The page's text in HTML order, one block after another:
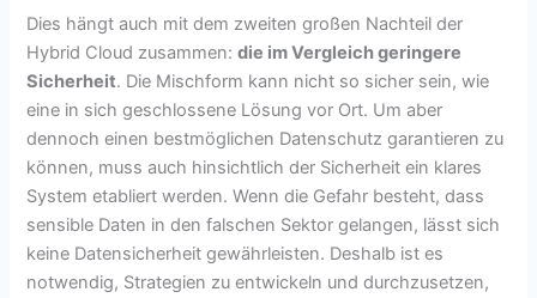
Dies hängt auch mit dem zweiten großen Nachteil der
Hybrid Cloud zusammen:die im Vergleich geringere
Sicherheit. Die Mischform kann nicht so sicher sein, wie
eine in sich geschlossene Lösung vor Ort. Um aber
dennoch einen bestmöglichen Datenschutz garantieren zu
können, muss auch hinsichtlich der Sicherheit ein klares
System etabliert werden. Wenn die Gefahr besteht, dass
sensible Daten in den falschen Sektor gelangen, lässt sich
keine Datensicherheit gewährleisten. Deshalb ist es
notwendig, Strategien zu entwickeln und durchzusetzen,